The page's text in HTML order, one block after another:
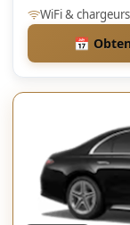
WiFi & chargeurs
📅